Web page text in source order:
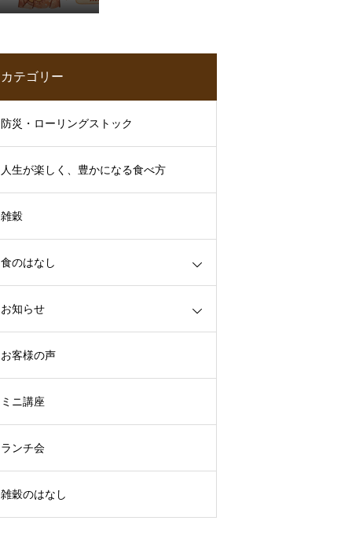
ゆい？40〜50代
【管理栄養士解
カテゴリー
防災・ローリングストック
人生が楽しく、豊かになる食べ方
雑穀
食のはなし
お知らせ
お客様の声
ミニ講座
ランチ会
雑穀のはなし